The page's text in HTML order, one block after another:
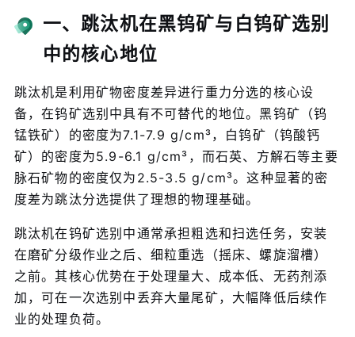
一、跳汰机在黑钨矿与白钨矿选别
中的核心地位
跳汰机是利用矿物密度差异进行重力分选的核心设
备，在钨矿选别中具有不可替代的地位。黑钨矿（钨
锰铁矿）的密度为7.1-7.9 g/cm³，白钨矿（钨酸钙
矿）的密度为5.9-6.1 g/cm³，而石英、方解石等主要
脉石矿物的密度仅为2.5-3.5 g/cm³。这种显著的密
度差为跳汰分选提供了理想的物理基础。
跳汰机在钨矿选别中通常承担粗选和扫选任务，安装
在磨矿分级作业之后、细粒重选（摇床、螺旋溜槽）
之前。其核心优势在于处理量大、成本低、无药剂添
加，可在一次选别中丢弃大量尾矿，大幅降低后续作
业的处理负荷。